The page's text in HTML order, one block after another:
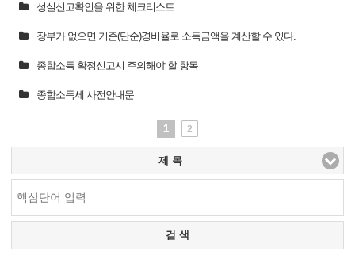
성실신고확인을 위한 체크리스트
장부가 없으면 기준(단순)경비율로 소득금액을 계산할 수 있다.
종합소득 확정신고시 주의해야 할 항목
종합소득세 사전안내문
1 2
제 목
검 색